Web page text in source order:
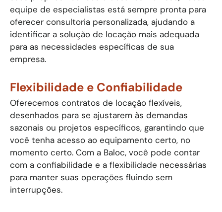
equipe de especialistas está sempre pronta para
oferecer consultoria personalizada, ajudando a
identificar a solução de locação mais adequada
para as necessidades específicas de sua
empresa.
Flexibilidade e Confiabilidade
Oferecemos contratos de locação flexíveis,
desenhados para se ajustarem às demandas
sazonais ou projetos específicos, garantindo que
você tenha acesso ao equipamento certo, no
momento certo. Com a Baloc, você pode contar
com a confiabilidade e a flexibilidade necessárias
para manter suas operações fluindo sem
interrupções.